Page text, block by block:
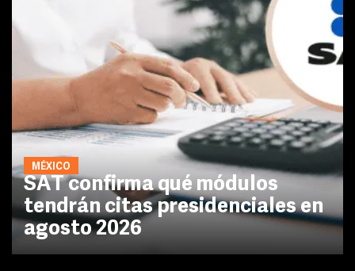
MÉXICO
SAT confirma qué módulos
tendrán citas presidenciales en
agosto 2026